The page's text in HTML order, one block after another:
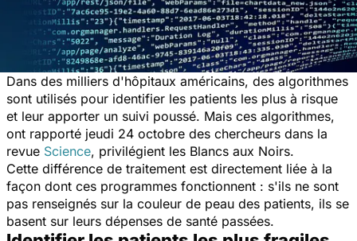
Dans des milliers d'hôpitaux américains, des algorithmes
sont utilisés pour identifier les patients les plus à risque
et leur apporter un suivi poussé. Mais ces algorithmes,
ont rapporté jeudi 24 octobre des chercheurs dans la
revue Science, privilégient les Blancs aux Noirs.
Cette différence de traitement est directement liée à la
façon dont ces programmes fonctionnent : s'ils ne sont
pas renseignés sur la couleur de peau des patients, ils se
basent sur leurs dépenses de santé passées.